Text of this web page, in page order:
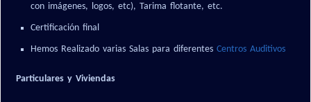
con imágenes, logos, etc), Tarima flotante, etc.
Certificación final
Hemos Realizado varias Salas para diferentesCentros Auditivos
Particulares y Viviendas